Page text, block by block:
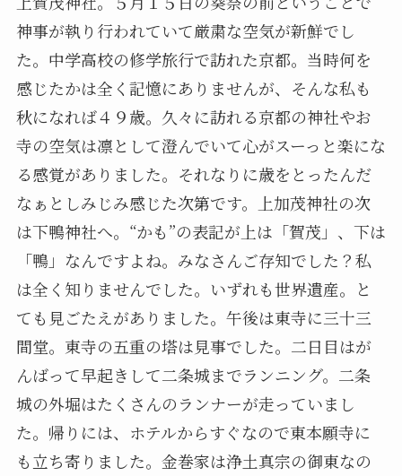
神事が執り行われていて厳粛な空気が新鮮でし
た。中学高校の修学旅行で訪れた京都。当時何を
感じたかは全く記憶にありませんが、そんな私も
秋になれば４９歳。久々に訪れる京都の神社やお
寺の空気は凛として澄んでいて心がスーっと楽にな
る感覚がありました。それなりに歳をとったんだ
なぁとしみじみ感じた次第です。上加茂神社の次
は下鴨神社へ。“かも”の表記が上は「賀茂」、下は
「鴨」なんですよね。みなさんご存知でした？私
は全く知りませんでした。いずれも世界遺産。と
ても見ごたえがありました。午後は東寺に三十三
間堂。東寺の五重の塔は見事でした。二日目はが
んばって早起きして二条城までランニング。二条
城の外堀はたくさんのランナーが走っていまし
た。帰りには、ホテルからすぐなので東本願寺に
も立ち寄りました。金巻家は浄土真宗の御東なの